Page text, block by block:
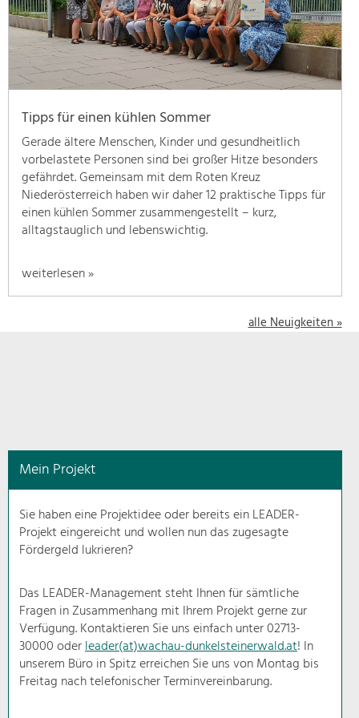
geben
wir
hier
eine
Übersicht
unsere
Themenschwerpunkte.
Für
mehr
Informationen
einfach
das
schon
Natur- &
Landschaftsschutz
Pflege, Regulierung und
Weiterentwicklung.
Ortsbild, Baukultur und nachhaltiges
Siedlungswesen.
Land- & Forstwirtschaft
Bewirtschaftung und Pflege der
Kulturlandschaft.
Tipps für einen kühlen Sommer
Gerade ältere Menschen, Kinder und gesundheitlich
vorbelastete Personen sind bei großer Hitze besonders
gefährdet. Gemeinsam mit dem Roten Kreuz
Niederösterreich haben wir daher 12 praktische Tipps für
einen kühlen Sommer zusammengestellt – kurz,
alltagstauglich und lebenswichtig.
weiterlesen »
alle Neuigkeiten »
Mein Projekt
Sie haben eine Projektidee oder bereits ein LEADER-
Projekt eingereicht und wollen nun das zugesagte
Fördergeld lukrieren?
Das LEADER-Management steht Ihnen für sämtliche
Fragen in Zusammenhang mit Ihrem Projekt gerne zur
Verfügung. Kontaktieren Sie uns einfach unter 02713-
30000 oderleader(at)wachau-dunkelsteinerwald.at! In
unserem Büro in Spitz erreichen Sie uns von Montag bis
Freitag nach telefonischer Terminvereinbarung.